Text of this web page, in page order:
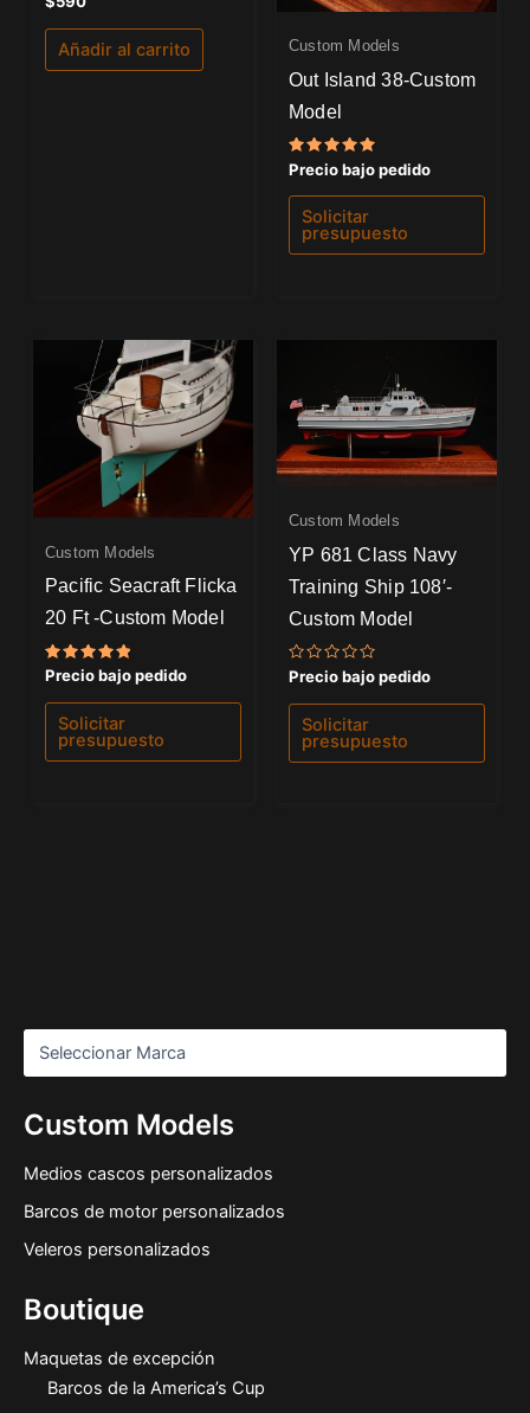
Custom Models
Medios cascos personalizados
Barcos de motor personalizados
Veleros personalizados
Boutique
Maquetas de excepción
Barcos de la America’s Cup
con
0
deAñadir al carrito Custom Models
Out Island 38-Custom
Model
Valorado
con
5.00
de 5
Precio bajo pedido
Solicitar
presupuesto
Custom Models
Pacific Seacraft Flicka
20 Ft -Custom Model
Valorado
5.00
de 5
Precio bajo pedido
Solicitar
presupuesto
Custom Models
YP 681 Class Navy
Training Ship 108′-
Custom Model
Valorado
con
0
de
Precio bajo pedido
Solicitar
presupuesto